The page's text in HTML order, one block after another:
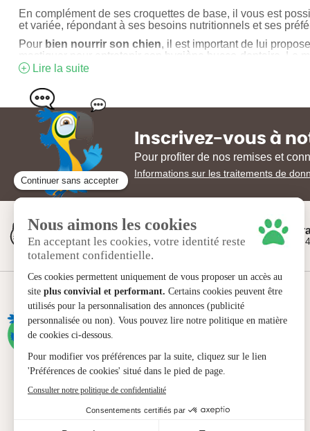
En complément de ses croquettes de base, il vous est
et variée, répondant à ses besoins nutritionnels et ses
Pour bien nourrir son chien, il est important de lui
mastiquer pour entretenir son hygiène bucco-dentaire. Le
La marqueBelcando
fraîche pour que son
Lapate pour chien
est unaliment chien
Pour l’alimentation sèchede votre animal, retrouvez sur l’
Royal Canin ,Proplan et notammentBelcandopour une
Animaux-Market
, Tout pour les Animaux!
Lire la suite
Inscrivez-vous à
Pour profiter de nos remises et
Informations sur les traitements de
100% garantie
Satisfait ou remboursé Dès
À propos